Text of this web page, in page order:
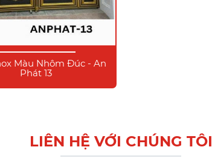
Màu Nhôm Đúc - An
Phát 13
LIÊN HỆ VỚI CHÚNG TÔI